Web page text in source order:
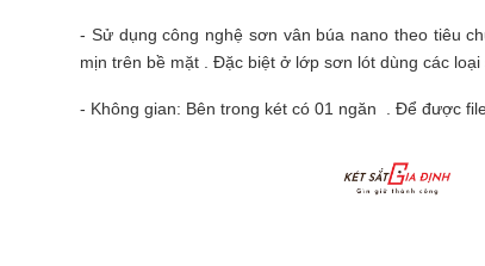
- Sử dụng công nghệ sơn vân búa nano theo tiêu
mịn trên bề mặt . Đặc biệt ở lớp sơn lót dùng các
- Không gian: Bên trong két có 01 ngăn . Để được